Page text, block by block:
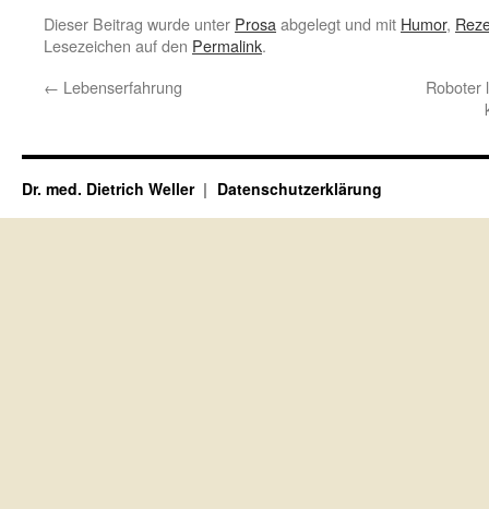
Dieser Beitrag wurde unter Prosa abgelegt und mit Humor,
Lesezeichen auf den Permalink.
← Lebenserfahrung
Roboter
Dr. med. Dietrich Weller Datenschutzerklärung